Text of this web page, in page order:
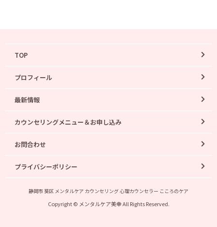
TOP
プロフィール
最新情報
カウンセリングメニュー＆お申し込み
お問合わせ
プライバシーポリシー
静岡市 葵区 メンタルケア カウンセリング 心理カウンセラー こころのケア
Copyright © メンタルケア美幸 All Rights Reserved.